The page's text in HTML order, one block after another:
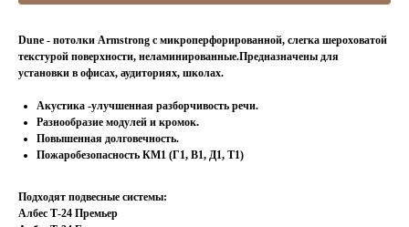
Dune - потолки Armstrong с микроперфорированной, слегка шероховатой
текстурой поверхности, неламинированные.Предназначены для
установки в офисах, аудиториях, школах.
Акустика -улучшенная разборчивость речи.
Разнообразие модулей и кромок.
Повышенная долговечность.
Пожаробезопасность КМ1 (Г1, В1, Д1, Т1)
Подходят подвесные системы:
Албес Т-24 Премьер